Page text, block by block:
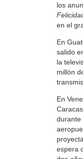
los
en el
En
salido
la
millón
En
durante
espera